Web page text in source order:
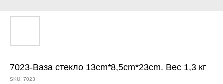
7023-Ваза стекло 13cm*8,5cm*23cm. Вес 1,3 кг
SKU: 7023